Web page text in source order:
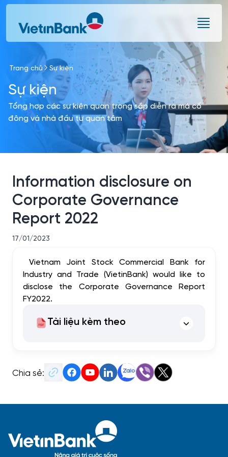
Skip to Main Content
Trang chủ Sự kiện
Sự kiện
Tổng hợp các sự kiện quan trọng sắp diễn ra mà cổ
đông và nhà đầu tư quan tâm
Information disclosure on
Corporate Governance
Report 2022
17/01/2023
Vietnam Joint Stock Commercial Bank for
Industry and Trade (VietinBank) would like to
disclose the Corporate Governance Report
FY2022.
Tài liệu kèm theo
Chia sẻ: